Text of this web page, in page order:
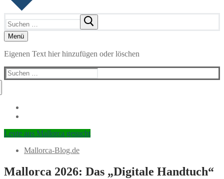
nach:
Menü
Eigenen Text hier hinzufügen oder löschen
Suchen
nach:
Leute aus Mallorca gesucht
Mallorca-Blog.de
Mallorca 2026: Das „Digitale Handtuch“